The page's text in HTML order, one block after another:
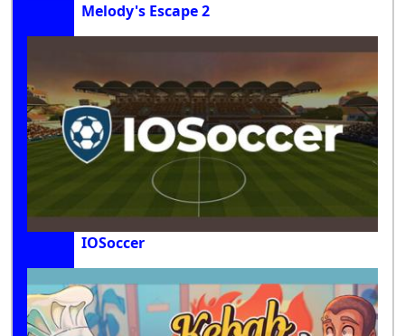
Melody's Escape 2
IOSoccer